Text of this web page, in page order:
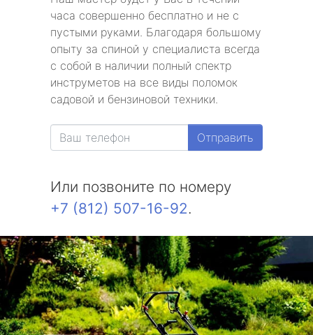
часа совершенно бесплатно и не с
пустыми руками. Благодаря большому
опыту за спиной у специалиста всегда
с собой в наличии полный спектр
инструметов на все виды поломок
садовой и бензиновой техники.
Отправить
Или позвоните по номеру
+7 (812) 507-16-92.